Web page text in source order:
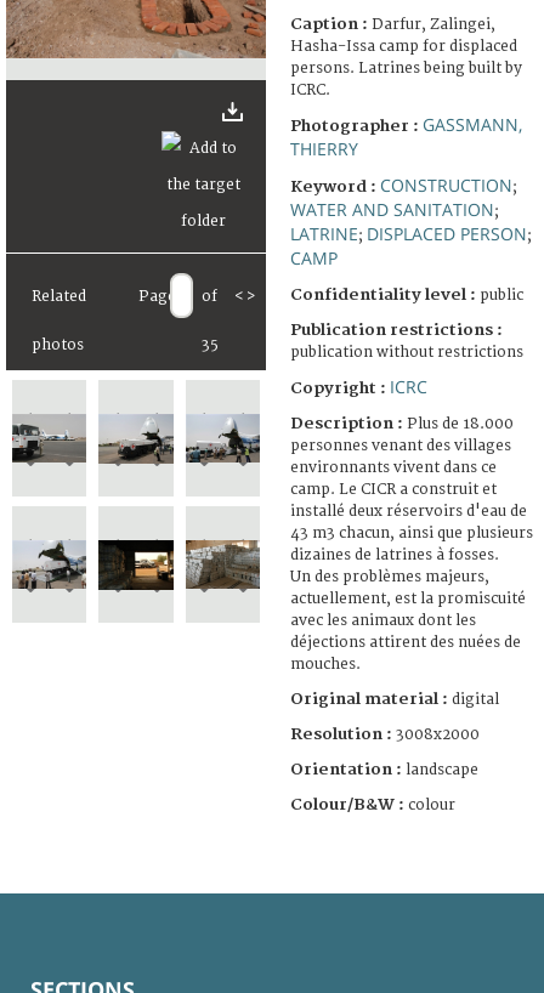
Related
photos
Page of
35
< >
Caption : Darfur, Zalingei,
Hasha-Issa camp for displaced
persons. Latrines being built by
ICRC.
Photographer : GASSMANN,
THIERRY
Keyword : CONSTRUCTION;
WATER AND SANITATION;
LATRINE; DISPLACED PERSON;
CAMP
Confidentiality level : public
Publication restrictions :
publication without restrictions
Copyright : ICRC
Description : Plus de 18.000
personnes venant des villages
environnants vivent dans ce
camp. Le CICR a construit et
installé deux réservoirs d'eau de
43 m3 chacun, ainsi que plusieurs
dizaines de latrines à fosses.
Un des problèmes majeurs,
actuellement, est la promiscuité
avec les animaux dont les
déjections attirent des nuées de
mouches.
Original material : digital
Resolution : 3008x2000
Orientation : landscape
Colour/B&W : colour